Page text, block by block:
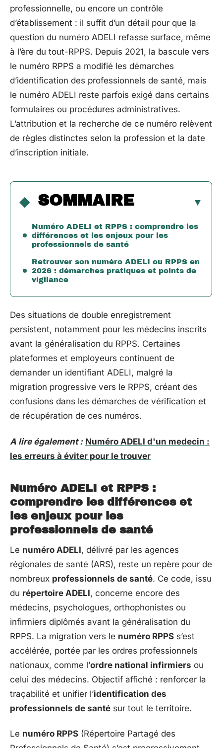
professionnelle, ou encore un contrôle
d’établissement : il suffit d’un détail pour que la
question du numéro ADELI refasse surface, même
à l’ère du tout-RPPS. Depuis 2021, la bascule vers
le numéro RPPS a modifié les démarches
d’identification des professionnels de santé, mais
le numéro ADELI reste parfois exigé dans certains
formulaires ou procédures administratives.
L’attribution et la recherche de ce numéro relèvent
de règles distinctes selon la profession et la date
d’inscription initiale.
SOMMAIRE
Numéro ADELI et RPPS : comprendre les
différences et les enjeux pour les
professionnels de santé
Retrouver son numéro ADELI ou RPPS en
2026 : démarches pratiques et points de
vigilance
Des situations de double enregistrement
persistent, notamment pour les médecins inscrits
avant la généralisation du RPPS. Certaines
plateformes et employeurs continuent de
demander un identifiant ADELI, malgré la
migration progressive vers le RPPS, créant des
confusions dans les démarches de vérification et
de récupération de ces numéros.
A lire également : Numéro ADELI d'un medecin :
les erreurs à éviter pour le trouver
Numéro ADELI et RPPS :
comprendre les différences et
les enjeux pour les
professionnels de santé
Le numéro ADELI, délivré par les agences
régionales de santé (ARS), reste un repère pour de
nombreux professionnels de santé. Ce code, issu
du répertoire ADELI, concerne encore des
médecins, psychologues, orthophonistes ou
infirmiers diplômés avant la généralisation du
RPPS. La migration vers le numéro RPPS s’est
accélérée, portée par les ordres professionnels
nationaux, comme l’ordre national infirmiers ou
celui des médecins. Objectif affiché : renforcer la
traçabilité et unifier l’identification des
professionnels de santé sur tout le territoire.
Le numéro RPPS (Répertoire Partagé des